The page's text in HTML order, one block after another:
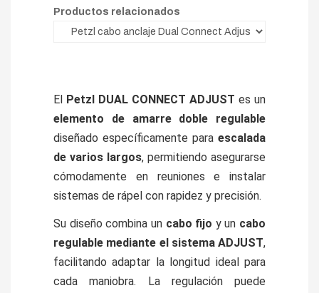
Productos relacionados
El Petzl DUAL CONNECT ADJUST es un
elemento de amarre doble regulable
diseñado específicamente para escalada
de varios largos, permitiendo asegurarse
cómodamente en reuniones e instalar
sistemas de rápel con rapidez y precisión.
Su diseño combina un cabo fijo y un cabo
regulable mediante el sistema ADJUST,
facilitando adaptar la longitud ideal para
cada maniobra. La regulación puede